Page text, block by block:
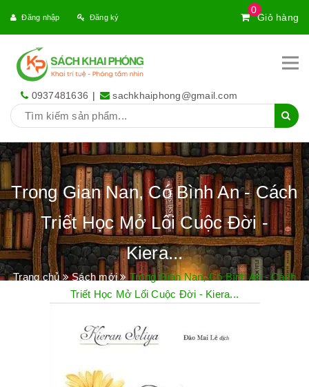
0
Giỏ hàng
Đăng nhập Đăng ký
0937481636 | sachkhaiphong@gmail.com
Trong Gian Nan, Có Bình An - Cách
Triết Học Mở Lối Cuộc Đời -
Kiera...
Trang chủ Sách mới
Trong Gian Nan, Có Bình An - Cách
Triết Học Mở Lối Cuộc Đời - Kiera...